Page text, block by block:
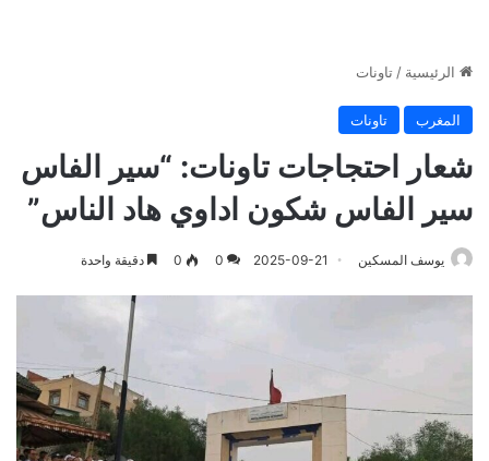
الرئيسية / تاونات
المغرب تاونات
شعار احتجاجات تاونات: “سير الفاس
سير الفاس شكون اداوي هاد الناس”
يوسف المسكين 2025-09-21
0
0 دقيقة واحدة